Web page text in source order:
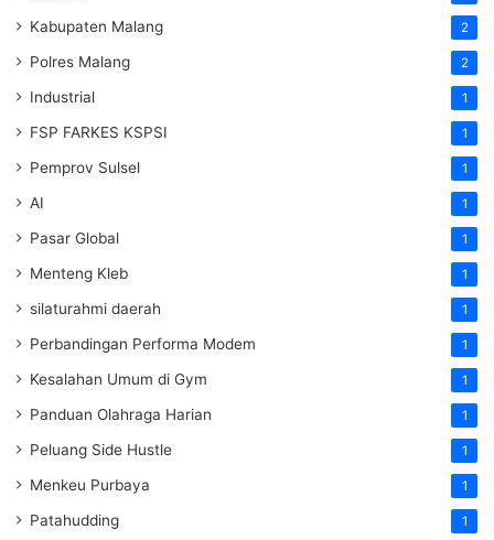
Kabupaten Malang 2
Polres Malang 2
Industrial 1
FSP FARKES KSPSI 1
Pemprov Sulsel 1
AI 1
Pasar Global 1
Menteng Kleb 1
silaturahmi daerah 1
Perbandingan Performa Modem 1
Kesalahan Umum di Gym 1
Panduan Olahraga Harian 1
Peluang Side Hustle 1
Menkeu Purbaya 1
Patahudding 1